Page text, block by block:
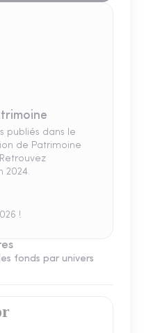
publiés dans le
de Patrimoine
2024.
!
fonds par univers